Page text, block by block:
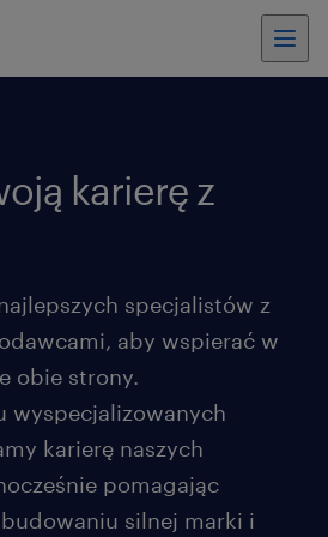
karierę z
specjalistów z
aby wspierać w
obie strony.
wyspecjalizowanych
karierę naszych
pomagając
silnej marki i